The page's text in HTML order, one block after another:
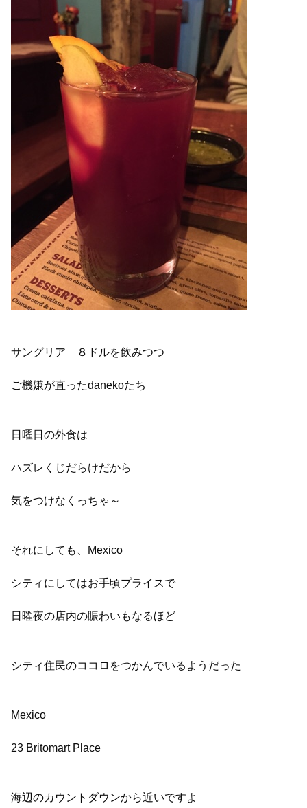
サングリア ８ドルを飲みつつ
ご機嫌が直ったdanekoたち
日曜日の外食は
ハズレくじだらけだから
気をつけなくっちゃ～
それにしても、Mexico
シティにしてはお手頃プライスで
日曜夜の店内の賑わいもなるほど
シティ住民のココロをつかんでいるようだった
Mexico
23 Britomart Place
海辺のカウントダウンから近いですよ